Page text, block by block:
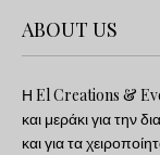
ABOUT US
Η El Creations &
και μεράκι για την
και για τα